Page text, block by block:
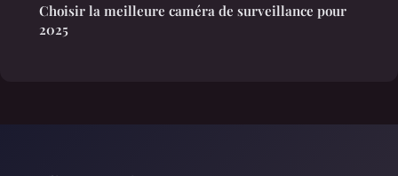
Choisir la meilleure caméra de surveillance pour
2025